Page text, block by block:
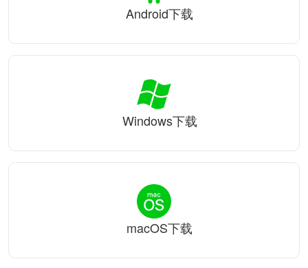
Android下载
Windows下载
macOS下载